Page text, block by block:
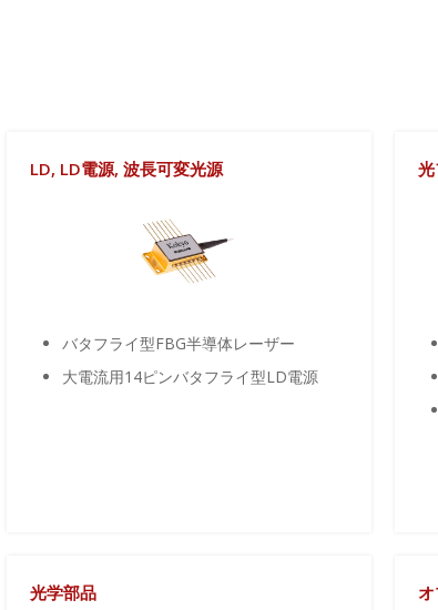
LD, LD電源, 波長可変光源
バタフライ型FBG半導体レーザー
大電流用14ピンバタフライ型LD電源
光学部品